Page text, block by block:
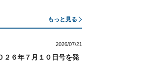
もっと見る
2026/07/21
２６年７月１０日号を発